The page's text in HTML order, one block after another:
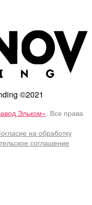
©2021
Эльком». Все права
на обработку
соглашение